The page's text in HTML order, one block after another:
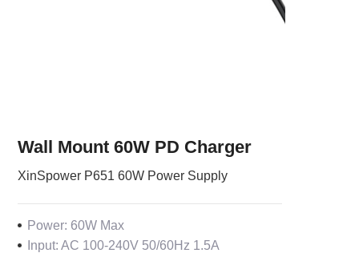
Wall Mount 60W PD Charger
XinSpower P651 60W Power Supply
Power: 60W Max
Input: AC 100-240V 50/60Hz 1.5A